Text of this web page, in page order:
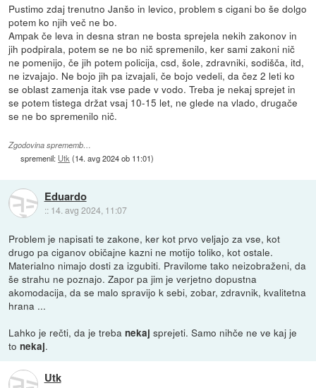
Pustimo zdaj trenutno Janšo in levico, problem s cigani bo še dolgo
potem ko njih več ne bo.
Ampak če leva in desna stran ne bosta sprejela nekih zakonov in
jih podpirala, potem se ne bo nič spremenilo, ker sami zakoni nič
ne pomenijo, če jih potem policija, csd, šole, zdravniki, sodišča, itd,
ne izvajajo. Ne bojo jih pa izvajali, če bojo vedeli, da čez 2 leti ko
se oblast zamenja itak vse pade v vodo. Treba je nekaj sprejet in
se potem tistega držat vsaj 10-15 let, ne glede na vlado, drugače
se ne bo spremenilo nič.
Zgodovina sprememb…
spremenil: Utk (14. avg 2024 ob 11:01)
Eduardo
:: 14. avg 2024, 11:07
Problem je napisati te zakone, ker kot prvo veljajo za vse, kot
drugo pa ciganov običajne kazni ne motijo toliko, kot ostale.
Materialno nimajo dosti za izgubiti. Pravilome tako neizobraženi, da
še strahu ne poznajo. Zapor pa jim je verjetno dopustna
akomodacija, da se malo spravijo k sebi, zobar, zdravnik, kvalitetna
hrana ...
Lahko je rečti, da je trebanekaj sprejeti. Samo nihče ne ve kaj je
tonekaj.
Utk